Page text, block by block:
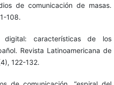
de comunicación de masas.
108.
características de los
Revista Latinoamericana de
122-132.